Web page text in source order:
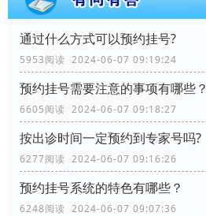
通过什么方式可以预约挂号?
5953阅读 2024-06-07 09:19:24
预约挂号需要注意的事项有哪些？
6605阅读 2024-06-07 09:18:27
按出诊时间一定预约到专家号吗?
6277阅读 2024-06-07 09:16:26
预约挂号系统的特色有哪些？
6248阅读 2024-06-07 09:07:36